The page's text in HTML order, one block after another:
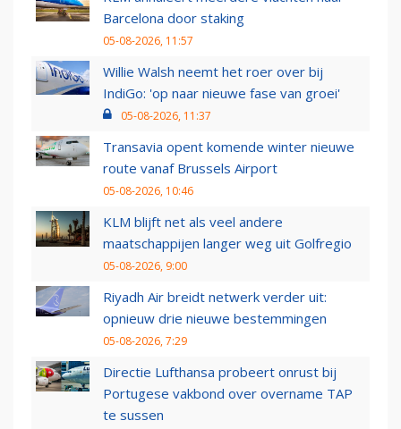
Barcelona door staking
05-08-2026, 11:57
Willie Walsh neemt het roer over bij
IndiGo: 'op naar nieuwe fase van groei'
05-08-2026, 11:37
Transavia opent komende winter nieuwe
route vanaf Brussels Airport
05-08-2026, 10:46
KLM blijft net als veel andere
maatschappijen langer weg uit Golfregio
05-08-2026, 9:00
Riyadh Air breidt netwerk verder uit:
opnieuw drie nieuwe bestemmingen
05-08-2026, 7:29
Directie Lufthansa probeert onrust bij
Portugese vakbond over overname TAP
te sussen